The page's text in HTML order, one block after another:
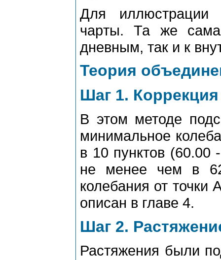
Для иллюстpации
чаpты. Та же
дневным, так и к
Теория
Шаг 1. Коppекция
В этом методе
минимальное
в 10 пунктов
не менее чем в
колебания от точки
описан в главе 4.
Шаг 2.
Растяжения были